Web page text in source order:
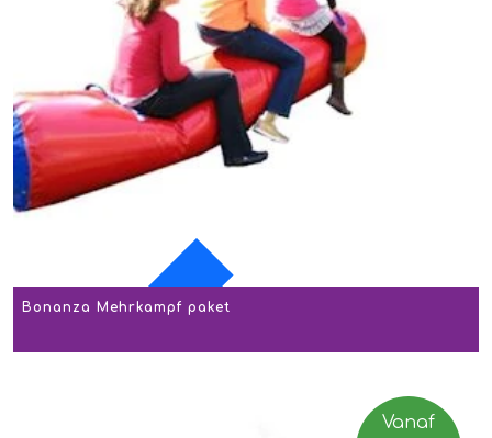
AKTION
Bonanza Mehrkampf paket
Vanaf